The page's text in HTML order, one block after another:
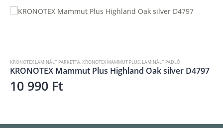
KRONOTEX LAMINÁLT PARKETTA,KRONOTEX MAMMUT ,LAMINÁLT PADLÓ
KRONOTEX Mammut Mountain Oak Nature D4725
10 990 Ft